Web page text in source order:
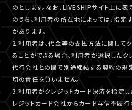
のとします。なお、LIVESHIPサイト上に
のうち、利用者の所在地によっては、指定
があります。
2.利用者は、代金等の支払方法に関して
ることができる場合、利用者が選択した
代行会社との間で別途締結する契約の規
切の責任を負いません。
3.利用者がクレジットカード決済を指定し
レジットカード会社からカード与信不履